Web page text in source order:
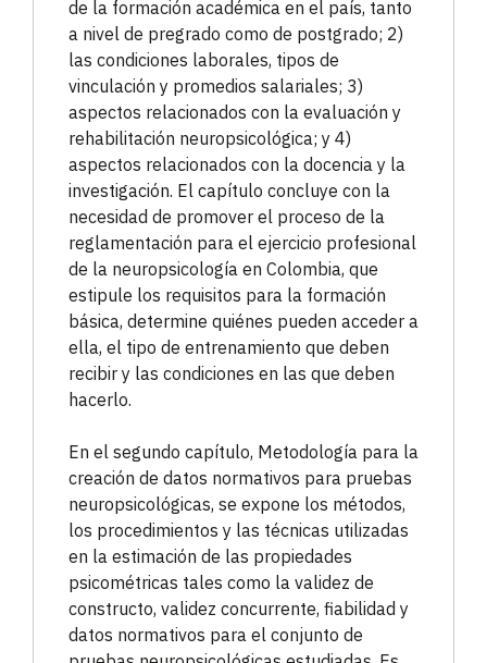
de la formación académica en el país, tanto
a nivel de pregrado como de postgrado; 2)
las condiciones laborales, tipos de
vinculación y promedios salariales; 3)
aspectos relacionados con la evaluación y
rehabilitación neuropsicológica; y 4)
aspectos relacionados con la docencia y la
investigación. El capítulo concluye con la
necesidad de promover el proceso de la
reglamentación para el ejercicio profesional
de la neuropsicología en Colombia, que
estipule los requisitos para la formación
básica, determine quiénes pueden acceder a
ella, el tipo de entrenamiento que deben
recibir y las condiciones en las que deben
hacerlo.
En el segundo capítulo, Metodología para la
creación de datos normativos para pruebas
neuropsicológicas, se expone los métodos,
los procedimientos y las técnicas utilizadas
en la estimación de las propiedades
psicométricas tales como la validez de
constructo, validez concurrente, fiabilidad y
datos normativos para el conjunto de